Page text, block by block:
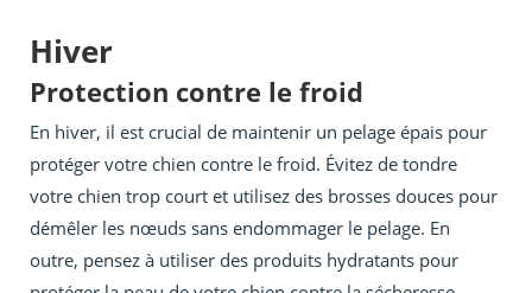
Hiver
Protection contre le froid
En hiver, il est crucial de maintenir un pelage épais pour
protéger votre chien contre le froid. Évitez de tondre
votre chien trop court et utilisez des brosses douces pour
démêler les nœuds sans endommager le pelage. En
outre, pensez à utiliser des produits hydratants pour